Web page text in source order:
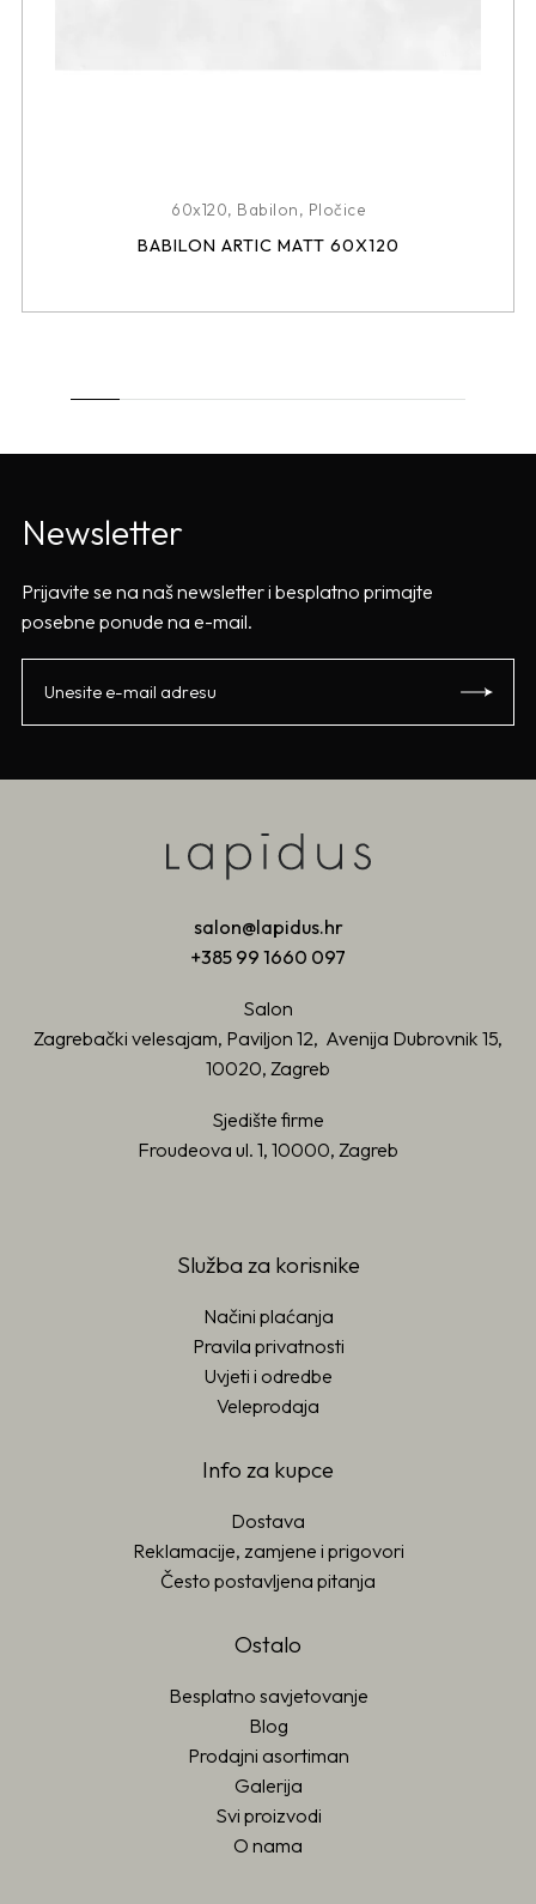
60x120, Babilon, Pločice
BABILON ARTIC MATT 60X120
Newsletter
Prijavite se na naš newsletter i besplatno primajte
posebne ponude na e-mail.
salon@lapidus.hr
+385 99 1660 097
Salon
Zagrebački velesajam, Paviljon 12, Avenija Dubrovnik 15,
10020, Zagreb
Sjedište firme
Froudeova ul. 1, 10000, Zagreb
Služba za korisnike
Načini plaćanja
Pravila privatnosti
Uvjeti i odredbe
Veleprodaja
Info za kupce
Dostava
Reklamacije, zamjene i prigovori
Često postavljena pitanja
Ostalo
Besplatno savjetovanje
Blog
Prodajni asortiman
Galerija
Svi proizvodi
O nama